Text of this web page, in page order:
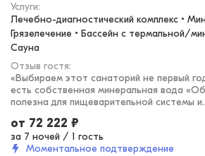
Услуги:
Лечебно-диагностический комплекс •
Грязелечение • Бассейн с термальной/
Сауна
Отзыв гостя:
«Выбираем этот санаторий не первый
есть собственная минеральная вода
полезна для пищеварительной системы
от 72 222 ₽
за 7 ночей / 1 гость
Моментальное подтверждение